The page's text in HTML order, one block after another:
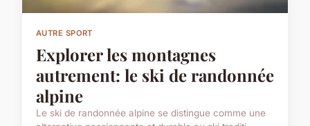
AUTRE SPORT
Explorer les montagnes
autrement: le ski de randonnée
alpine
Le ski de randonnée alpine se distingue comme une